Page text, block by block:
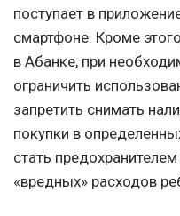
поступает в
смартфоне. Кроме
в Абанке, при
ограничить
запретить снимать
покупки в
стать
«вредных» расходов